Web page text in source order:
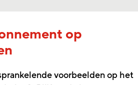
op
voorbeelden op het